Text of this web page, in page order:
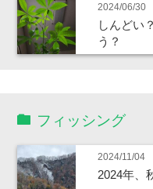
2024/06/30
しんどい
う？
フィッシング
2024/11/04
2024年、